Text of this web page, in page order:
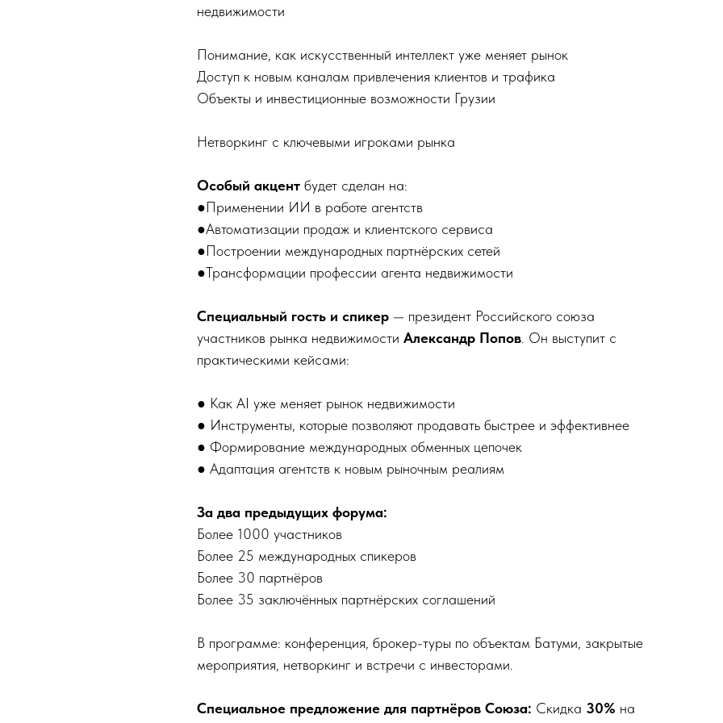
недвижимости
Понимание, как искусственный интеллект уже меняет рынок
Доступ к новым каналам привлечения клиентов и трафика
Объекты и инвестиционные возможности Грузии
Нетворкинг с ключевыми игроками рынка
Особый акцент будет сделан на:
●Применении ИИ в работе агентств
●Автоматизации продаж и клиентского сервиса
●Построении международных партнёрских сетей
●Трансформации профессии агента недвижимости
Специальный гость и спикер — президент Российского союза
участников рынка недвижимости Александр Попов . Он выступит с
практическими кейсами:
● Как AI уже меняет рынок недвижимости
● Инструменты, которые позволяют продавать быстрее и эффективнее
● Формирование международных обменных цепочек
● Адаптация агентств к новым рыночным реалиям
За два предыдущих форума:
Более 1000 участников
Более 25 международных спикеров
Более 30 партнёров
Более 35 заключённых партнёрских соглашений
В программе: конференция, брокер-туры по объектам Батуми, закрытые
мероприятия, нетворкинг и встречи с инвесторами.
Специальное предложение для партнёров Союза: Скидка 30% на